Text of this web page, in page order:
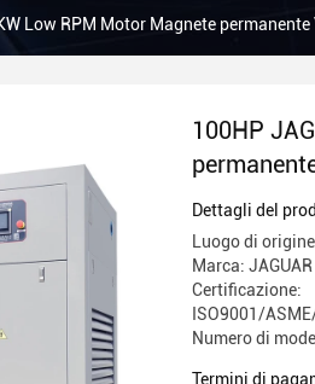
Low RPM Motor Magnete
100HP
Dettagli del
Luogo di
Marca: JAGUAR
Certificazione:
ISO9001/
Numero di
Termini di